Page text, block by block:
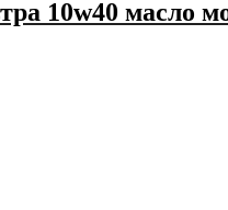
10w40 масло